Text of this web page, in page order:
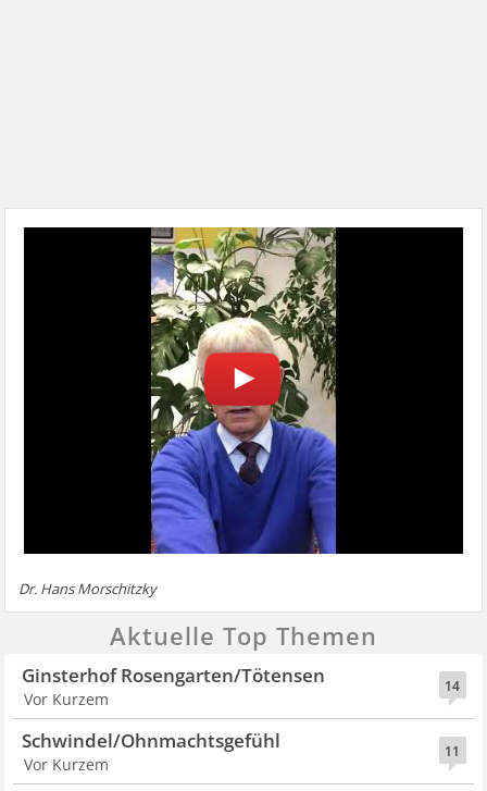
Dr. Hans Morschitzky
Aktuelle Top Themen
14
Ginsterhof Rosengarten/Tötensen
Vor Kurzem
11
Schwindel/Ohnmachtsgefühl
Vor Kurzem